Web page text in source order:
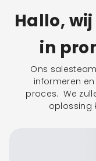
Hallo,
in
Ons
informeren
proces. We
oplossing